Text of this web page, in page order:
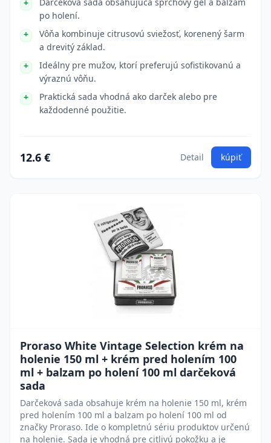
po holení.
Vôňa kombinuje citrusovú sviežosť, korenený šarm
a drevitý základ.
Ideálny pre mužov, ktorí preferujú sofistikovanú a
výraznú vôňu.
Praktická sada vhodná ako darček alebo pre
každodenné použitie.
12.6 € Detail kúpiť
Proraso White Vintage Selection krém na
holenie 150 ml + krém pred holením 100
ml + balzam po holení 100 ml darčeková
sada
Darčeková sada obsahuje krém na holenie 150 ml, krém
pred holením 100 ml a balzam po holení 100 ml od
značky Proraso. Ide o kompletnú sériu produktov určenú
na holenie. Sada je vhodná pre citlivú pokožku a je